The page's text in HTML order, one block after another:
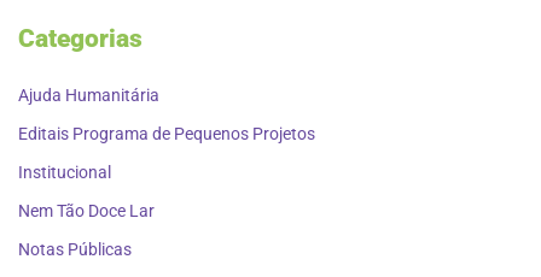
Categorias
Ajuda Humanitária
Editais Programa de Pequenos Projetos
Institucional
Nem Tão Doce Lar
Notas Públicas